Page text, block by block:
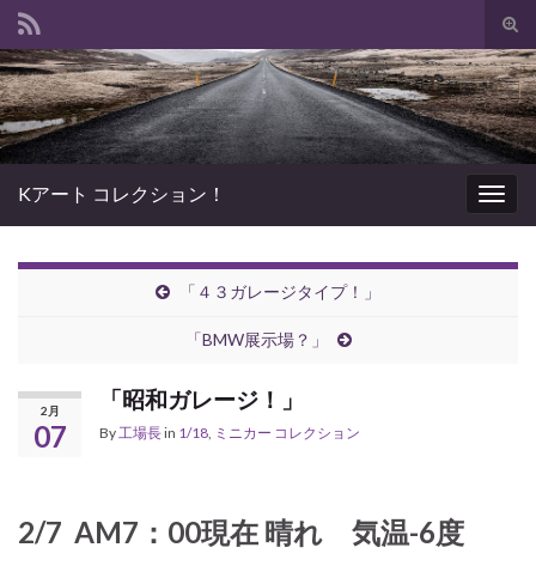
Search for:
Kアート コレクション！
「４３ガレージタイプ！」
「BMW展示場？」
2月
07
「昭和ガレージ！」
By 工場長in 1/18 ミニカー コレクション
2/7 AM7：00現在 晴れ 気温-6度